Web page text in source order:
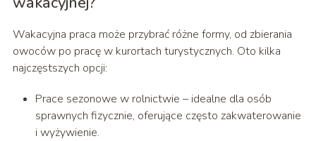
Wakacyjna praca może przybrać różne formy, od zbierania
owoców po pracę w kurortach turystycznych. Oto kilka
najczęstszych opcji:
Prace sezonowe w rolnictwie – idealne dla osób
sprawnych fizycznie, oferujące często zakwaterowanie
i wyżywienie.